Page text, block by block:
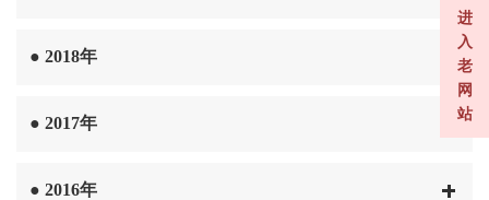
进
入
老
网
站
● 2018年
● 2017年
● 2016年